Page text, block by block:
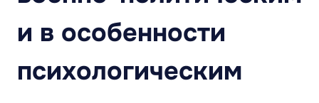
и в особенности
психологическим